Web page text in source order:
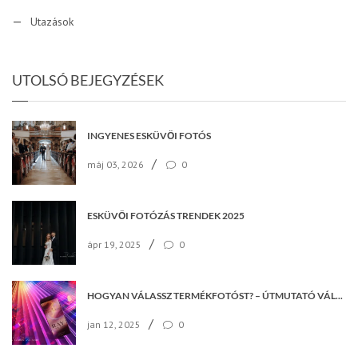
Utazások
UTOLSÓ BEJEGYZÉSEK
INGYENES ESKÜVŐI FOTÓS
máj 03, 2026 / 0
ESKÜVŐI FOTÓZÁS TRENDEK 2025
ápr 19, 2025 / 0
HOGYAN VÁLASSZ TERMÉKFOTÓST? – ÚTMUTATÓ VÁLLALKOZÁSOKNAK
jan 12, 2025 / 0